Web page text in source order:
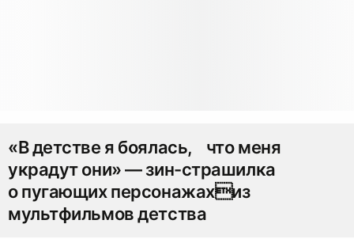
«В детстве я боялась, что меня
украдут они» — зин-страшилка
о пугающих персонажахиз
мультфильмов детства